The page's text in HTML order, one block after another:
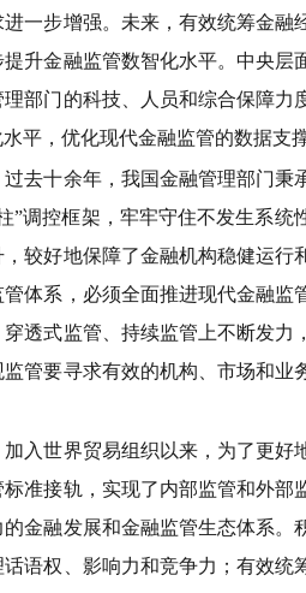
一步增强。未来，有效统筹金
升金融监管数智化水平。中央层
部门的科技、人员和综合保障
平，优化现代金融监管的数据支
十余年，我国金融管理部门秉
”调控框架，牢牢守住不发生系
较好地保障了金融机构稳健运
体系，必须全面推进现代金融
透式监管、持续监管上不断发
管要寻求有效的机构、市场和
世界贸易组织以来，为了更好
准接轨，实现了内部监管和外
金融发展和金融监管生态体系。
语权、影响力和竞争力；有效